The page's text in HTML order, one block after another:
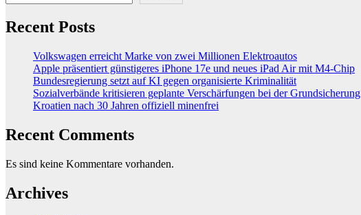
Recent Posts
Volkswagen erreicht Marke von zwei Millionen Elektroautos
Apple präsentiert günstigeres iPhone 17e und neues iPad Air mit M4-Chip
Bundesregierung setzt auf KI gegen organisierte Kriminalität
Sozialverbände kritisieren geplante Verschärfungen bei der Grundsicherung
Kroatien nach 30 Jahren offiziell minenfrei
Recent Comments
Es sind keine Kommentare vorhanden.
Archives